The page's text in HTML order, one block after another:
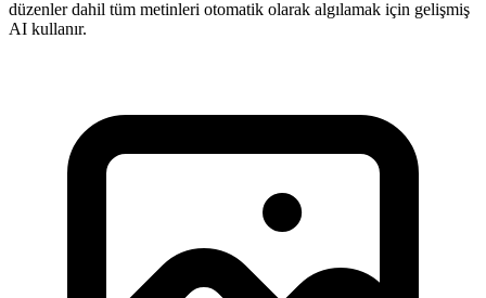
düzenler dahil tüm metinleri otomatik olarak algılamak için gelişmiş
AI kullanır.